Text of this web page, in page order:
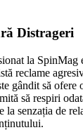
Distrageri
la SpinMag
reclame
gândit să ofere
să respiri
la senzația de